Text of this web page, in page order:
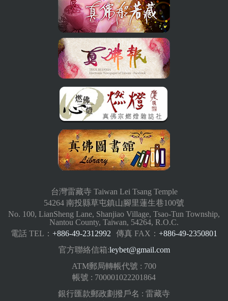
台灣雷藏寺 Taiwan Lei Tsang Temple
54264 南投縣草屯鎮山腳里蓮生巷100號
No. 100, LianSheng Lane, Shanjiao Village, Tsao-Tun Township,
Nantou County, Taiwan, 54264, R.O.C.
電話 TEL： +886-49-2312992 傳真 FAX： +886-49-2350801
官方聯絡信箱:leybet@gmail.com
ATM郵局轉帳代號 : 700
帳號 : 700001022201864
銀行匯款郵政劃撥戶名 : 雷藏寺